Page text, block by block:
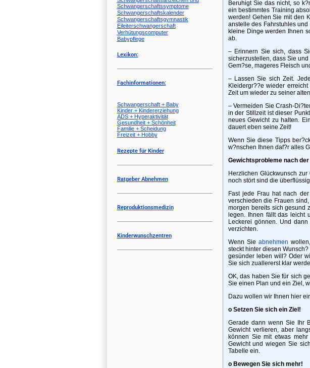
Schwangerschaftssymptome
Schwangerschaftskalender
Schwangerschaftsgymnastik
Eileiterschwangerschaft
Verhütungscomputer
Babypflege
Lexikon:
Fachinformationen:
Schwangerschaft + Baby
Kinder + Kindererziehung
ADS + Hyperaktivität
Gesundheit + Schönheit
Familie + Scheidung
Freizeit + Hobby
Rezepte für Kinder
Ratgeber Abnehmen
Reproduktionsmedizin
Kinderwunschzentren
Beruhigt Sie das nicht, so
ein bestimmtes Training
werden! Gehen Sie mit den
anstelle des Fahrstuhles
kleine Dinge werden Ihnen
ab.
– Erinnern Sie sich, dass
sicherzustellen, dass Sie
Gem?se, mageres Fleisch
– Lassen Sie sich Zeit.
Kleidergr??e wieder
Zeit um wieder zu seiner
– Vermeiden Sie Crash-
in der Stillzeit ist dieser
neues Gewicht zu halten.
dauert eben seine Zeit!
Wenn Sie diese Tipps
w?nschen Ihnen daf?r alles
Gewichtsprobleme nach
Herzlichen Glückwunsch
noch stört sind die
Fast jede Frau hat nach
verschieden die Frauen
morgen bereits sich gesund
legen. Ihnen fällt das leicht
Leckerei gönnen. Und
verzichten.
Wenn Sie abnehmen
steckt hinter diesen
gesünder leben will? Oder
Sie sich zuallererst klar
OK, das haben Sie für sich
Sie einen Plan und ein Ziel,
Dazu wollen wir Ihnen hier
o Setzen Sie sich ein Ziel!
Gerade dann wenn Sie Ihr
Gewicht verlieren, aber
können Sie mit etwas
Gewicht und wiegen Sie
Tabelle ein.
o Bewegen Sie sich mehr!